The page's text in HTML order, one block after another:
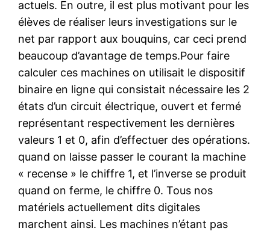
actuels. En outre, il est plus motivant pour les
élèves de réaliser leurs investigations sur le
net par rapport aux bouquins, car ceci prend
beaucoup d’avantage de temps.Pour faire
calculer ces machines on utilisait le dispositif
binaire en ligne qui consistait nécessaire les 2
états d’un circuit électrique, ouvert et fermé
représentant respectivement les dernières
valeurs 1 et 0, afin d’effectuer des opérations.
quand on laisse passer le courant la machine
« recense » le chiffre 1, et l’inverse se produit
quand on ferme, le chiffre 0. Tous nos
matériels actuellement dits digitales
marchent ainsi. Les machines n’étant pas